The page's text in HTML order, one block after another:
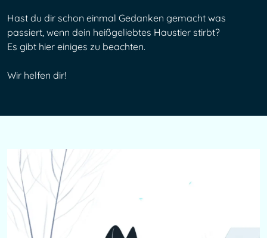
Hast du dir schon einmal Gedanken gemacht was
passiert, wenn dein heißgeliebtes Haustier stirbt?
Es gibt hier einiges zu beachten.
Wir helfen dir!